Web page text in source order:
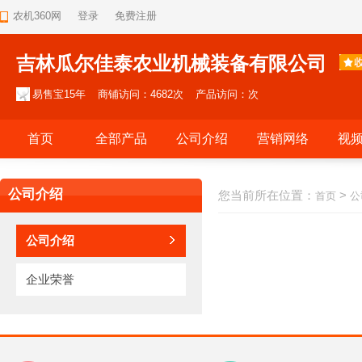
农机360网 登录 免费注册
吉林瓜尔佳泰农业机械装备有限公司
易售宝15年 商铺访问：4682次 产品访问：次
首页 全部产品 公司介绍 营销网络 视
公司介绍
公司介绍
企业荣誉
您当前所在位置： 首页 >